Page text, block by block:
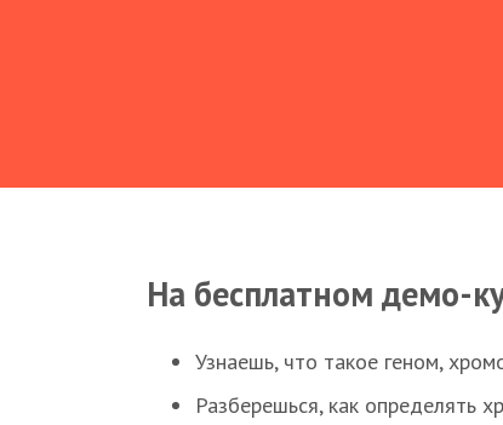
На бесплатном демо-
Узнаешь, что такое геном,
Разберешься, как определять